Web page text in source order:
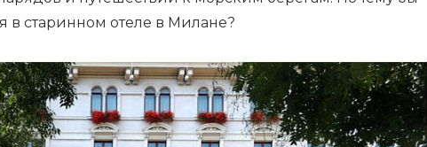
в старинном отеле в Милане?